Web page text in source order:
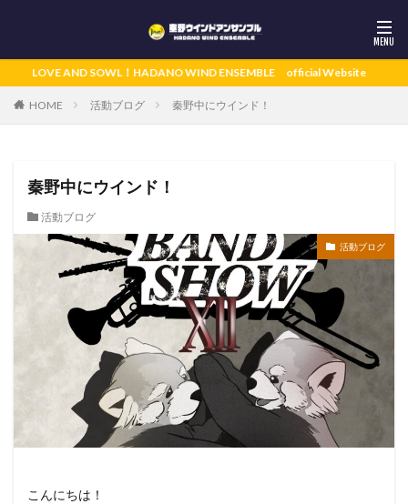
AND SOWL！HADANO WIND ENSEMBLE official Website
HOME 活動ブログ 秦野中にウインド！
秦野中にウインド！
活動ブログ
活動ブログ
こんにちは！